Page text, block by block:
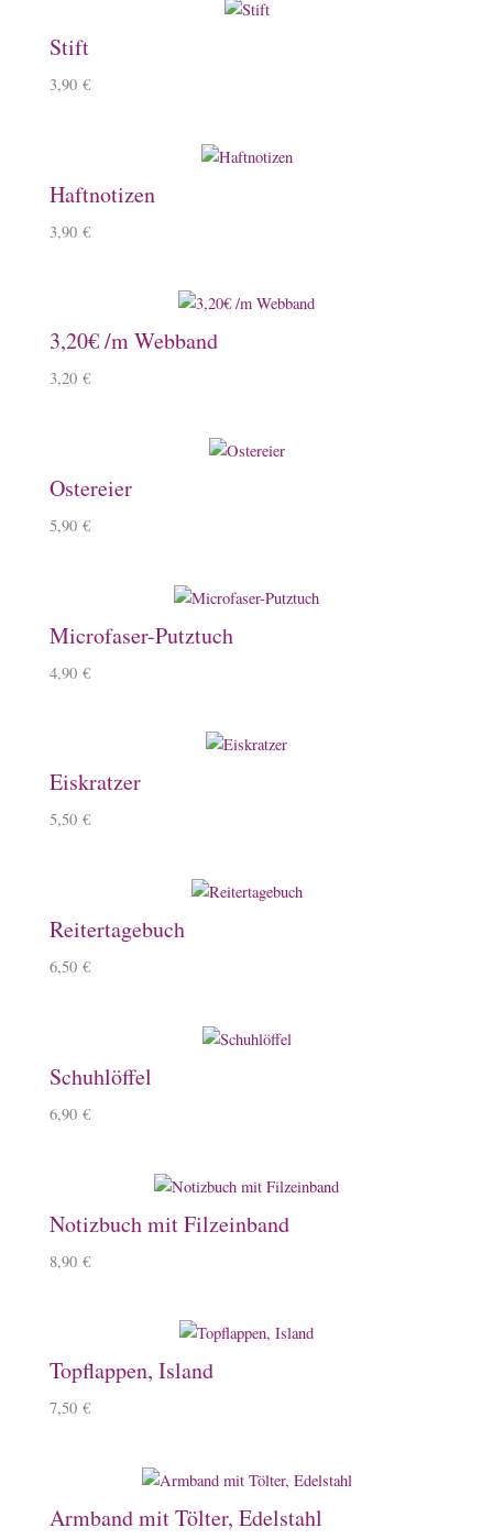
Stift
3,90 €
Haftnotizen
3,90 €
3,20€ /m Webband
3,20 €
Ostereier
5,90 €
Microfaser-Putztuch
4,90 €
Eiskratzer
5,50 €
Reitertagebuch
6,50 €
Schuhlöffel
6,90 €
Notizbuch mit Filzeinband
8,90 €
Topflappen, Island
7,50 €
Armband mit Tölter, Edelstahl